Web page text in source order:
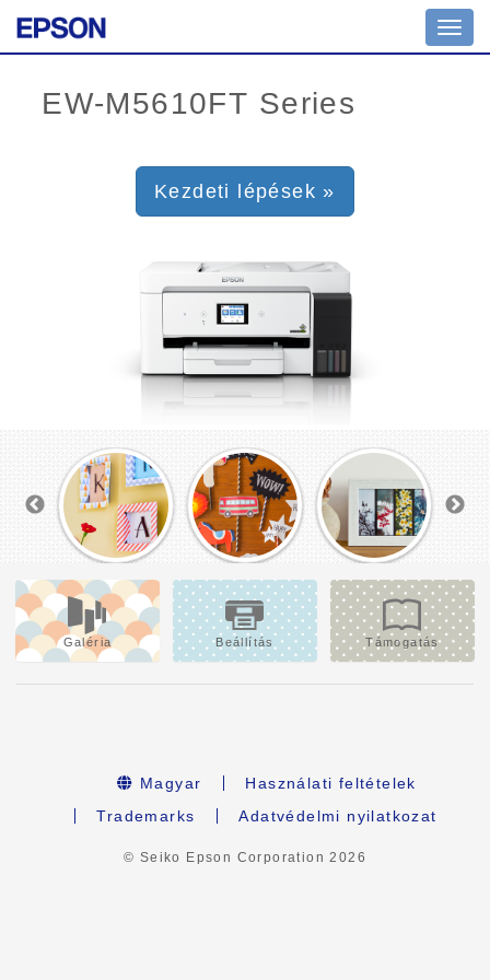
Kezdeti lépések »
Galéria Beállítás Támogatás
Magyar
Használati feltételek
Trademarks
Adatvédelmi nyilatkozat
© Seiko Epson Corporation2026